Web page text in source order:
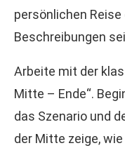
persönlichen
Beschreibungen
Arbeite mit der
Mitte – Ende“.
das Szenario und
der Mitte zeige,